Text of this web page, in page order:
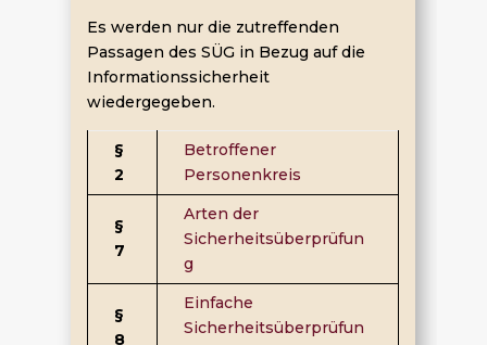
Es werden nur die zutreffenden
Passagen des SÜG in Bezug auf die
Informationssicherheit
wiedergegeben.
§
2
Betroffener
Personenkreis
§
7
Arten der
Sicherheitsüberprüfun
g
§
8
Einfache
Sicherheitsüberprüfun